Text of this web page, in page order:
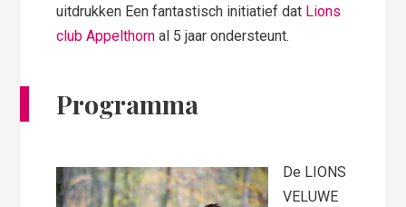
uitdrukken Een fantastisch initiatief dat Lions
club Appelthorn al 5 jaar ondersteunt.
Programma
De LIONS
VELUWE